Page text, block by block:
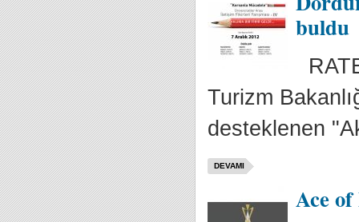
buldu
Turizm
desteklenen
DEVAMI
Ace